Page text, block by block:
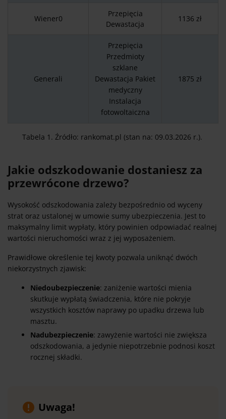
Wiener0
Przepięcia
Dewastacja
1136 zł
Generali
Przepięcia
Przedmioty
szklane
Dewastacja Pakiet
medyczny
Instalacja
fotowoltaiczna
1875 zł
Tabela 1. Źródło: rankomat.pl (stan na: 09.03.2026 r.).
Jakie odszkodowanie dostaniesz za
przewrócone drzewo?
Wysokość odszkodowania zależy bezpośrednio od wyceny
strat oraz ustalonej w umowie sumy ubezpieczenia. Jest to
maksymalny limit wypłaty, który powinien odpowiadać realnej
wartości nieruchomości wraz z jej wyposażeniem.
Prawidłowe określenie tej kwoty pozwala uniknąć dwóch
niekorzystnych zjawisk:
Niedoubezpieczenie: zaniżenie wartości mienia
skutkuje wypłatą świadczenia, które nie pokryje
wszystkich kosztów naprawy po upadku drzewa lub
masztu.
Nadubezpieczenie: zawyżenie wartości nie zwiększa
odszkodowania, a jedynie niepotrzebnie podnosi koszt
rocznej składki.
Uwaga!